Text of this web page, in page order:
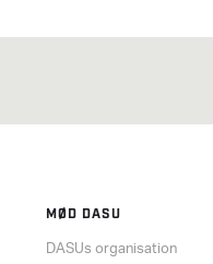
MØD DASU
DASUs organisation